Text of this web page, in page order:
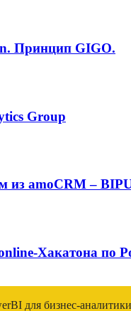
Принцип GIGO.
Group
из amoCRM –
Хакатона по
для бизнес-